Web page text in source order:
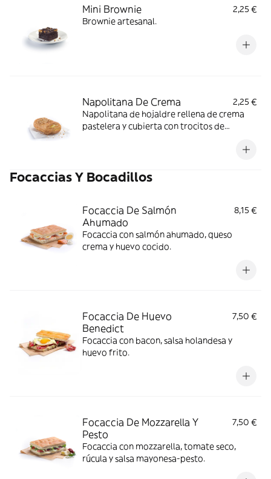
Mini Brownie
2,25 €
Brownie artesanal.
Napolitana De Crema
2,25 €
Napolitana de hojaldre rellena de crema
pastelera y cubierta con trocitos de
Focaccias Y Bocadillos
Focaccia De Salmón
Ahumado
8,15 €
Focaccia con salmón ahumado, queso
crema y huevo cocido.
Focaccia De Huevo
Benedict
7,50 €
Focaccia con bacon, salsa holandesa y
huevo frito.
Focaccia De Mozzarella Y
Pesto
7,50 €
Focaccia con mozzarella, tomate seco,
rúcula y salsa mayonesa-pesto.